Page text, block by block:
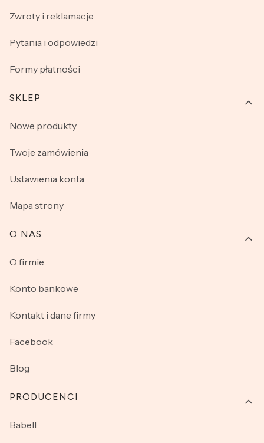
w biurze, sobotni spacer po parku czy impreza w
wychodzi z mody i jest idealną bazą do każdego stroju.
Zwroty i reklamacje
Pytania i odpowiedzi
Formy płatności
SKLEP
Nowe produkty
Twoje zamówienia
Ustawienia konta
Mapa strony
O NAS
O firmie
Konto bankowe
Kontakt i dane firmy
Facebook
Blog
PRODUCENCI
Babell